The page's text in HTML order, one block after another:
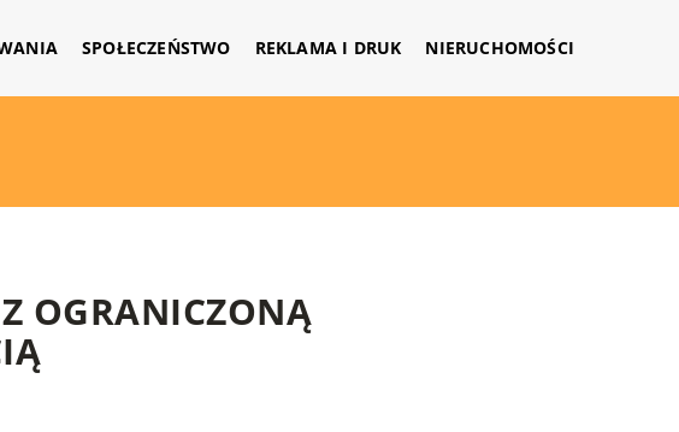
SPOŁECZEŃSTWO REKLAMA I DRUK NIERUCHOMOŚCI
OGRANICZONĄ